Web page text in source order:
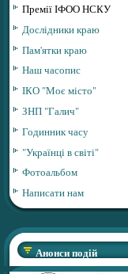
Премії ІФОО НСКУ
Дослідники краю
Пам'ятки краю
Наш часопис
ІКО "Моє місто"
ЗНП "Галич"
Годинник часу
"Українці в світі"
Фотоальбом
Написати нам
Анонси подій